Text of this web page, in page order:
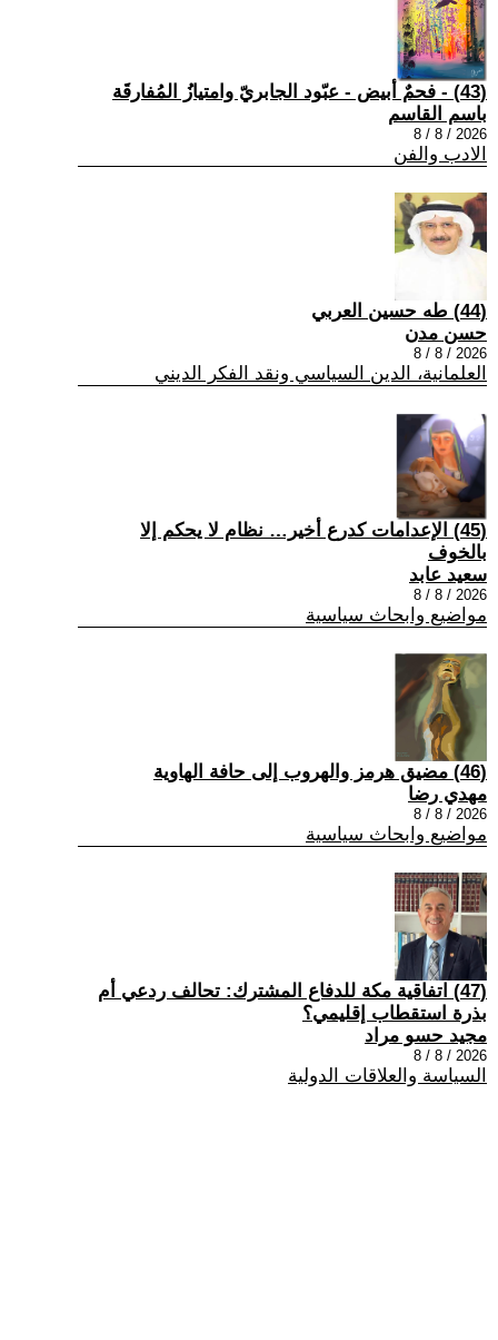
(43) - فحمٌ أبيض - عبّود الجابريّ وامتيازُ المُفارقَة
باسم القاسم
2026 / 8 / 8
الادب والفن
(44) طه حسين العربي
حسن مدن
2026 / 8 / 8
العلمانية، الدين السياسي ونقد الفكر الديني
(45) الإعدامات كدرع أخير… نظام لا يحكم إلا
بالخوف
سعيد عابد
2026 / 8 / 8
مواضيع وابحاث سياسية
(46) مضيق هرمز والهروب إلى حافة الهاوية
مهدي رضا
2026 / 8 / 8
مواضيع وابحاث سياسية
(47) اتفاقية مكة للدفاع المشترك: تحالف ردعي أم
بذرة استقطاب إقليمي؟
مجيد حسو مراد
2026 / 8 / 8
السياسة والعلاقات الدولية